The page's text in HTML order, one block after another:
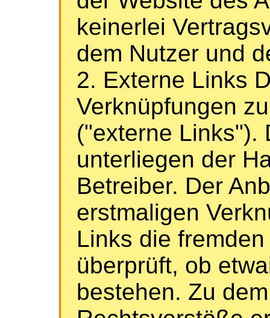
keinerlei
dem Nutzer und
2. Externe Links
Verknüpfungen
("externe Links").
unterliegen der
Betreiber. Der
erstmaligen
Links die
überprüft, ob
bestehen. Zu